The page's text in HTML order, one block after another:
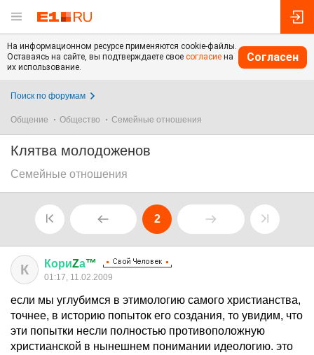
На информационном ресурсе применяются cookie-файлы.
Оставаясь на сайте, вы подтверждаете свое согласие на
их использование.
Согласен
Поиск по форумам
Общение Общество Семейные отношения
Клятва молодоженов
Семейные отношения
2
К КориZа™
01:17, 11.02.2009
если мы углубимся в этимологию самого христианства,
точнее, в историю попыток его создания, то увидим, что
эти попытки несли полностью противоположную
христианской в нынешнем понимании идеологию. это